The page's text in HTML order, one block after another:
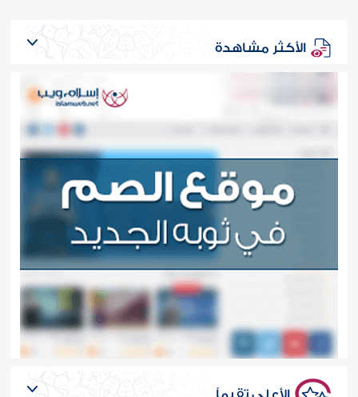
الأكثر مشاهدة